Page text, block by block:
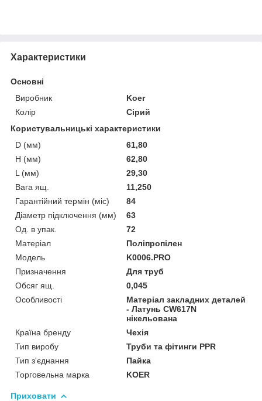
Характеристики
Основні
Виробник
Koer
Колір
Сірий
Користувальницькі характеристики
D (мм)
61,80
H (мм)
62,80
L (мм)
29,30
Вага ящ.
11,250
Гарантійний термін (міс)
84
Діаметр підключення (мм)
63
Од. в упак.
72
Матеріал
Поліпропілен
Мoдель
K0006.PRO
Призначення
Для труб
Обсяг ящ.
0,045
Особливості
Матеріал закладних деталей
- Латунь CW617N
нікельована
Країна бренду
Чехія
Тип виробу
Труби та фітинги PPR
Тип з'єднання
Пайка
Торговельна марка
KOER
Приховати